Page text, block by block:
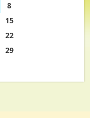
8
15
22
29